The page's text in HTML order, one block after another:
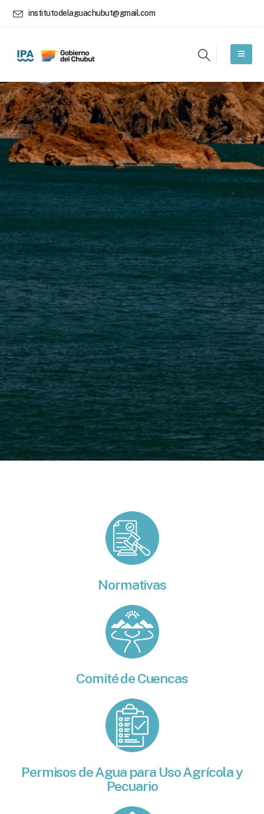
institutodelaguachubut@gmail.com
Normativas
Comité de Cuencas
Permisos de Agua para Uso Agrícola y
Pecuario